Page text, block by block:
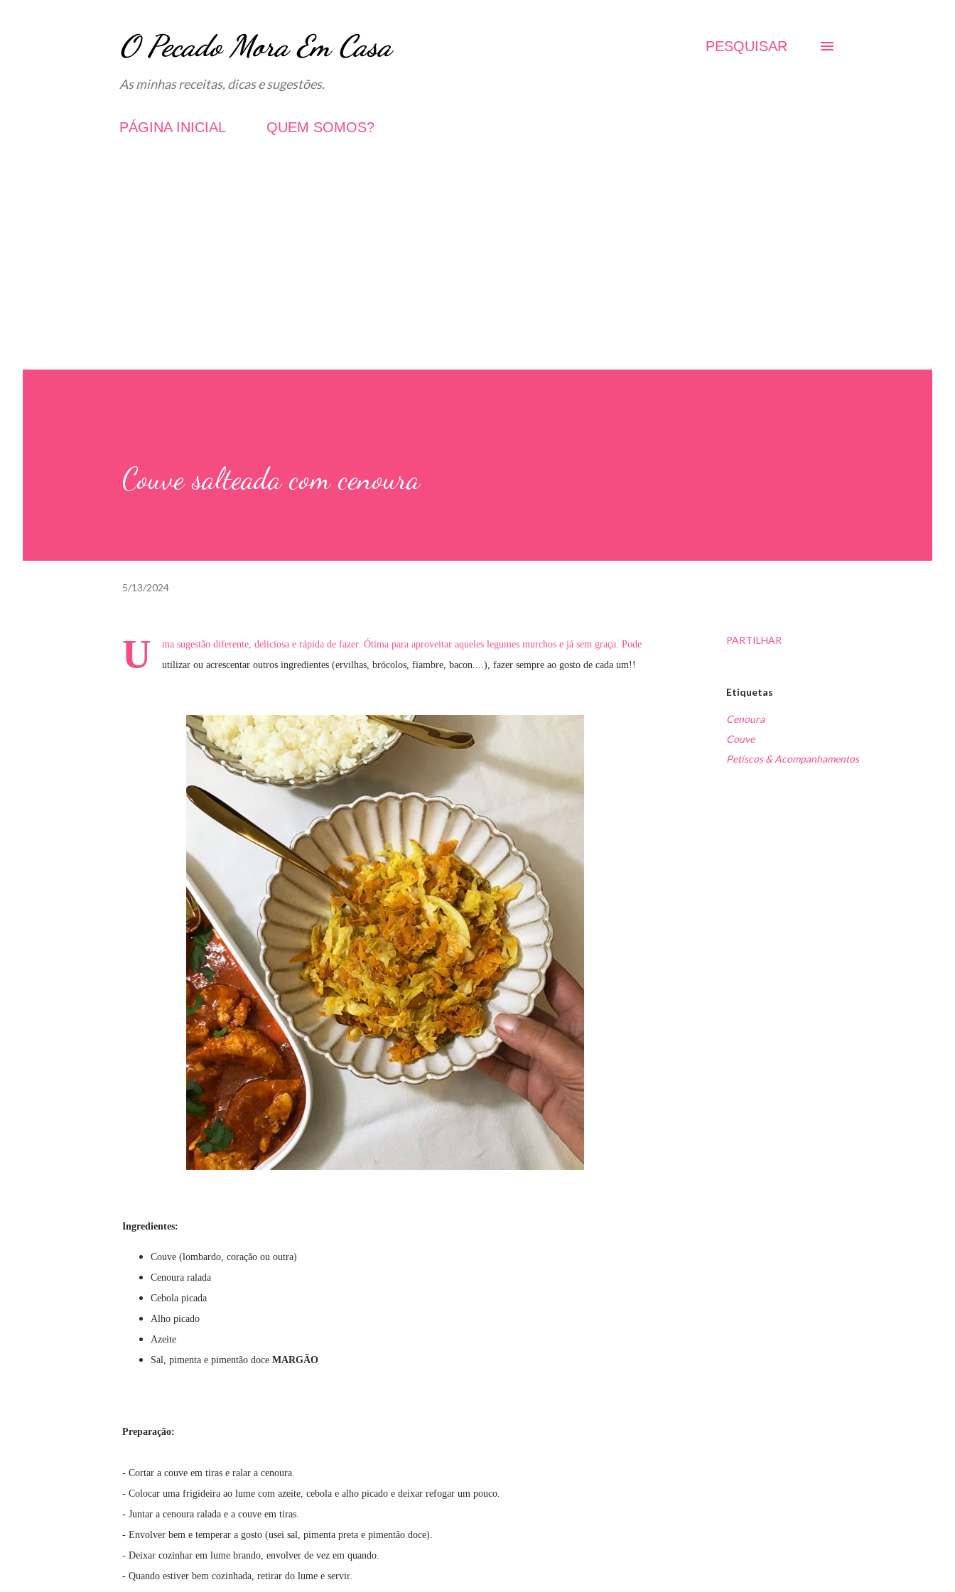
O Pecado Mora Em Casa
As minhas receitas, dicas e sugestões.
PESQUISAR
PÁGINA INICIAL QUEM SOMOS?
Couve salteada com cenoura
5/13/2024
U
ma sugestão diferente, deliciosa e rápida de fazer. Ótima para aproveitar aqueles legumes murchos e já sem graça. Pode
utilizar ou acrescentar outros ingredientes (ervilhas, brócolos, fiambre, bacon....), fazer sempre ao gosto de cada um!!
Ingredientes:
Couve (lombardo, coração ou outra)
Cenoura ralada
Cebola picada
Alho picado
Azeite
Sal, pimenta e pimentão doce MARGÃO
Preparação:
- Cortar a couve em tiras e ralar a cenoura.
- Colocar uma frigideira ao lume com azeite, cebola e alho picado e deixar refogar um pouco.
- Juntar a cenoura ralada e a couve em tiras.
- Envolver bem e temperar a gosto (usei sal, pimenta preta e pimentão doce).
- Deixar cozinhar em lume brando, envolver de vez em quando.
- Quando estiver bem cozinhada, retirar do lume e servir.
PARTILHAR
Etiquetas
Cenoura
Couve
Petiscos & Acompanhamentos